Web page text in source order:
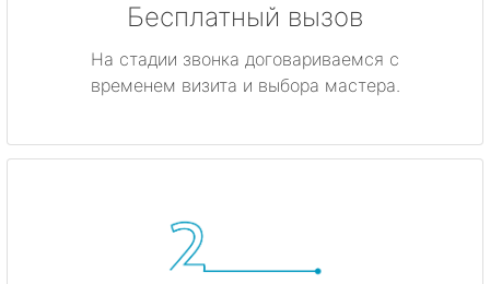
Бесплатный вызов
На стадии звонка договариваемся с
временем визита и выбора мастера.